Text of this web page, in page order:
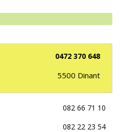
0472 370 648
5500 Dinant
082 66 71 10
082 22 23 54